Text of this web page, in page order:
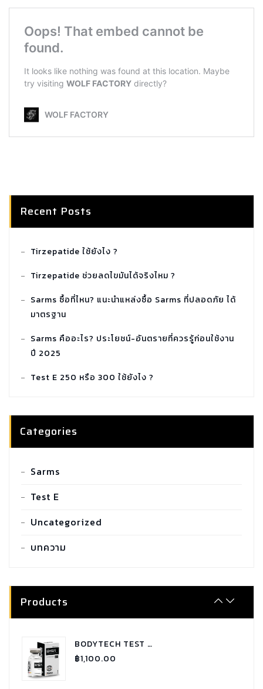
Recent Posts
Tirzepatide ใช้ยังไง ?
Tirzepatide ช่วยลดไขมันได้จริงไหม ?
Sarms ซื้อที่ไหน? แนะนำแหล่งซื้อ Sarms ที่ปลอดภัย ได้
มาตรฐาน
Sarms คืออะไร? ประโยชน์-อันตรายที่ควรรู้ก่อนใช้งาน
ปี 2025
Test E 250 หรือ 300 ใช้ยังไง ?
Categories
Sarms
Test E
Uncategorized
บทความ
Products
SARMS COMBO P.C.T - RX
BODYTECH TEST C 250 TESTOSTERONE CYPIONATE
฿1,100.00